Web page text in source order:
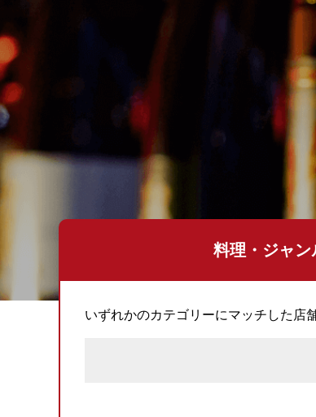
料理・ジャン
いずれかのカテゴリーにマッチした店